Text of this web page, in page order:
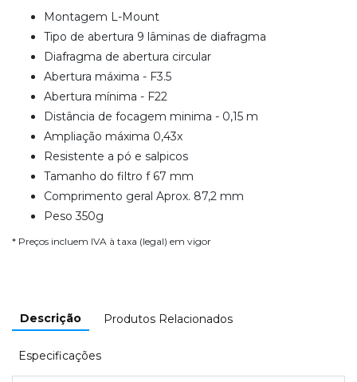
Montagem L-Mount
Tipo de abertura 9 lâminas de diafragma
Diafragma de abertura circular
Abertura máxima - F3.5
Abertura mínima - F22
Distância de focagem minima - 0,15 m
Ampliação máxima 0,43x
Resistente a pó e salpicos
Tamanho do filtro f 67 mm
Comprimento geral Aprox. 87,2 mm
Peso 350g
* Preços incluem IVA à taxa (legal) em vigor
Descrição Produtos Relacionados
Especificações